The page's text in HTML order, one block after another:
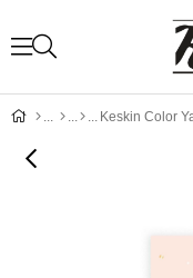
Keskin Color